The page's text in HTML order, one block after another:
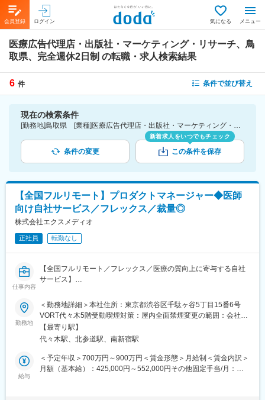
会員登録 ログイン 気になる メニュー
医療広告代理店・出版社・マーケティング・リサーチ、鳥
取県、完全週休2日制 の転職・求人検索結果
6 件 条件で並び替え
現在の検索条件
[勤務地]鳥取県 [業種]医療広告代理店・出版社・マーケティング・リサーチ-医薬品・医療機器・ライフサイエンス・医療系サービス [こだわり条件ピックアップ]完全週休2日制 [詳細条件](休日・働き方)完全週休2日制
条件の変更
新着求人をいつでもチェック
この条件を保存
【全国フルリモート】プロダクトマネージャー◆医師
向け自社サービス／フレックス／裁量◎
株式会社エクスメディオ
正社員 転勤なし
仕事内容
【全国フルリモート／フレックス／医療の質向上に寄与する自社
サービス】
■担当業務
「ヒポクラ」という医師専用のWebサービスのプロダクトマネー
ジャーをお任せします。
「ヒポクラ」：約75,000人以上の医師が参加する日本最大級の医
師専用SNS。医師が専門外の事象に遭遇した際に他の医師より知
見を得られるオンライン医局”として拡大中。
勤務地
＜勤務地詳細＞本社住所：東京都渋谷区千駄ヶ谷5丁目15番6号
VORT代々木5階受動喫煙対策：屋内全面禁煙変更の範囲：会社の
定める事業所（リモートワーク含む）
【最寄り駅】
代々木駅、北参道駅、南新宿駅
給与
＜予定年収＞700万円～900万円＜賃金形態＞月給制＜賃金内訳＞
月額（基本給）：425,000円～552,000円その他固定手当/月：